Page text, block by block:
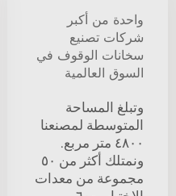
واحدة من أكبر
شركات تصنيع
سخانات الوقوف في
السوق العالمية
وتبلغ المساحة
المتوسطة لمصنعنا
٤٨٠٠ متر مربع.
ونمتلك أكثر من ٥٠
مجموعة من معدات